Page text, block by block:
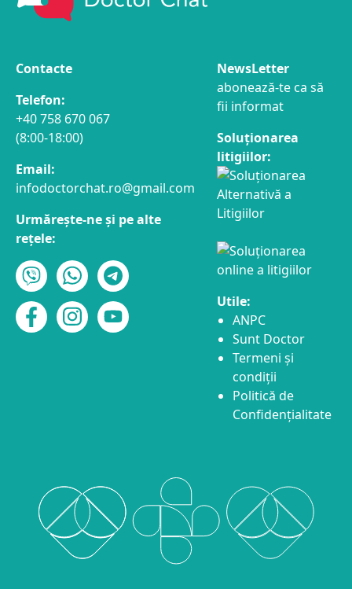
Contacte
Telefon:
+40 758 670 067
(8:00-18:00)
Email:
infodoctorchat.ro@gmail.com
Urmărește-ne și pe alte
rețele:
NewsLetter
abonează-te ca să
fii informat
Soluționarea
litigiilor:
Utile:
ANPC
Sunt Doctor
Termeni și
condiții
Politică de
Confidențialitate